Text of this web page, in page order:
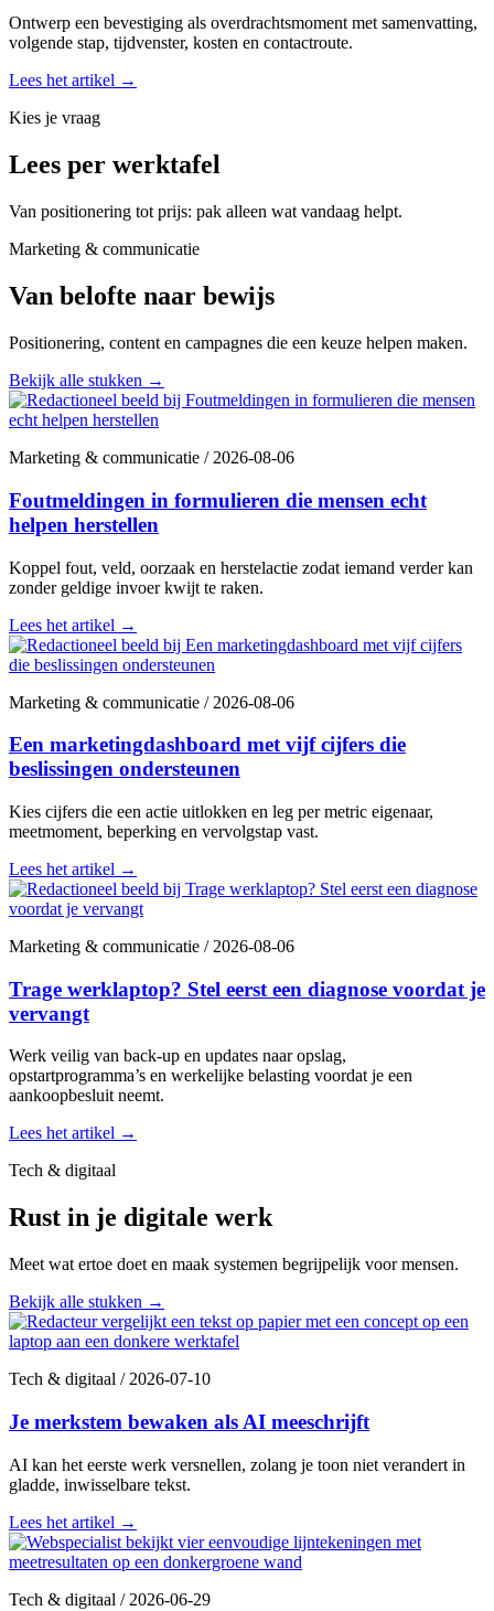
Ontwerp een bevestiging als overdrachtsmoment met samenvatting,
volgende stap, tijdvenster, kosten en contactroute.
Lees het artikel →
Kies je vraag
Lees per werktafel
Van positionering tot prijs: pak alleen wat vandaag helpt.
Marketing & communicatie
Van belofte naar bewijs
Positionering, content en campagnes die een keuze helpen maken.
Bekijk alle stukken →
Marketing & communicatie /2026-08-06
Foutmeldingen in formulieren die mensen echt
helpen herstellen
Koppel fout, veld, oorzaak en herstelactie zodat iemand verder kan
zonder geldige invoer kwijt te raken.
Lees het artikel →
Marketing & communicatie /2026-08-06
Een marketingdashboard met vijf cijfers die
beslissingen ondersteunen
Kies cijfers die een actie uitlokken en leg per metric eigenaar,
meetmoment, beperking en vervolgstap vast.
Lees het artikel →
Marketing & communicatie /2026-08-06
Trage werklaptop? Stel eerst een diagnose voordat je
vervangt
Werk veilig van back-up en updates naar opslag,
opstartprogramma’s en werkelijke belasting voordat je een
aankoopbesluit neemt.
Lees het artikel →
Tech & digitaal
Rust in je digitale werk
Meet wat ertoe doet en maak systemen begrijpelijk voor mensen.
Bekijk alle stukken →
Tech & digitaal /2026-07-10
Je merkstem bewaken als AI meeschrijft
AI kan het eerste werk versnellen, zolang je toon niet verandert in
gladde, inwisselbare tekst.
Lees het artikel →
Tech & digitaal /2026-06-29